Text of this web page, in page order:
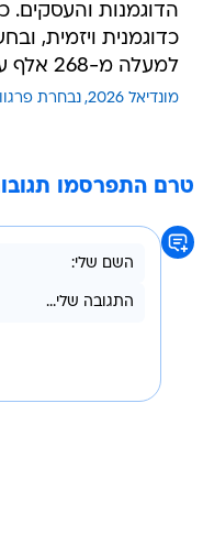
הדוגמנות והעסקים.
כדוגמנית ויזמית,
למעלה מ-268 אלף עוקבים.
מונדיאל 2026 נבחרת
טרם התפרסמו